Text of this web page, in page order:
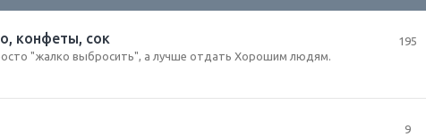
конфеты, сок
"жалко выбросить", а лучше отдать Хорошим людям.
195
9